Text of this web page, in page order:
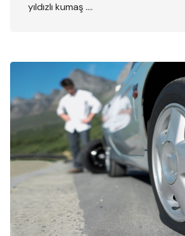
yıldızlı kumaş ….